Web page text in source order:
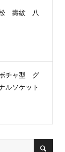
松 壽紋 八
チャ型 グ
ルソケット